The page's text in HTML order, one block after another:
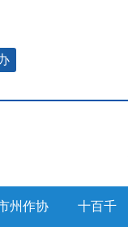
州作协 十百千